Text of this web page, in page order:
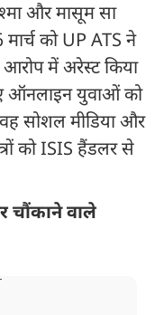
और मासूम सा
को UP ATS ने
में अरेस्ट किया
ऑनलाइन युवाओं को
सोशल मीडिया और
को ISIS हैंडलर से
चौंकाने वाले